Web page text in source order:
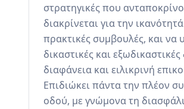
στρατηγικές που
διακρίνεται για την
πρακτικές συμβουλές, και
δικαστικές και
διαφάνεια και ειλικρινή
Επιδιώκει πάντα την πλέον
οδού, με γνώμονα τη